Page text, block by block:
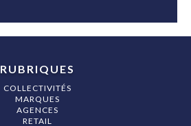
RUBRIQUES
COLLECTIVITÉS
MARQUES
AGENCES
RETAIL